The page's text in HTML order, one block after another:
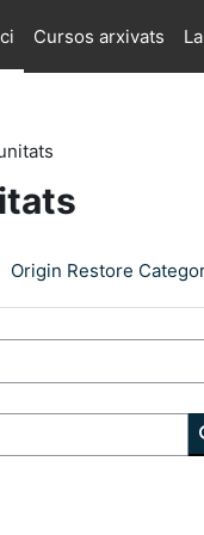
Cursos arxivats
Origin Restore